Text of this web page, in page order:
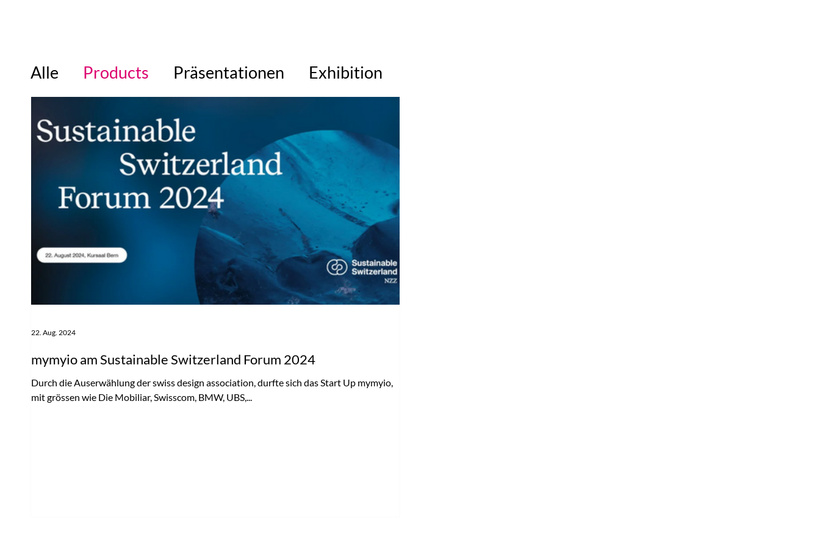
Alle Products Präsentationen Exhibition
mymyio am Sustainable Switzerland Forum 2024
Durch die Auserwählung der swiss design association, durfte sich das Start Up mymyio,
mit grössen wie Die Mobiliar, Swisscom, BMW, UBS,...
22. Aug. 2024